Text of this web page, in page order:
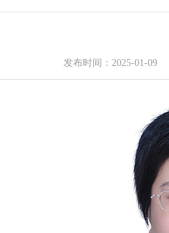
发布时间：2025-01-09